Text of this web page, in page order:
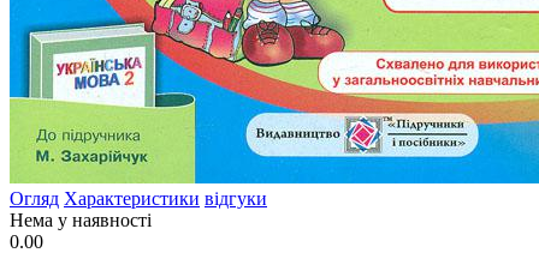
Огляд Характеристики відгуки
Нема у наявності
0.00